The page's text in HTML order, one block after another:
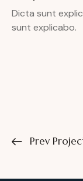
Dicta sunt
sunt explicabo.
Prev